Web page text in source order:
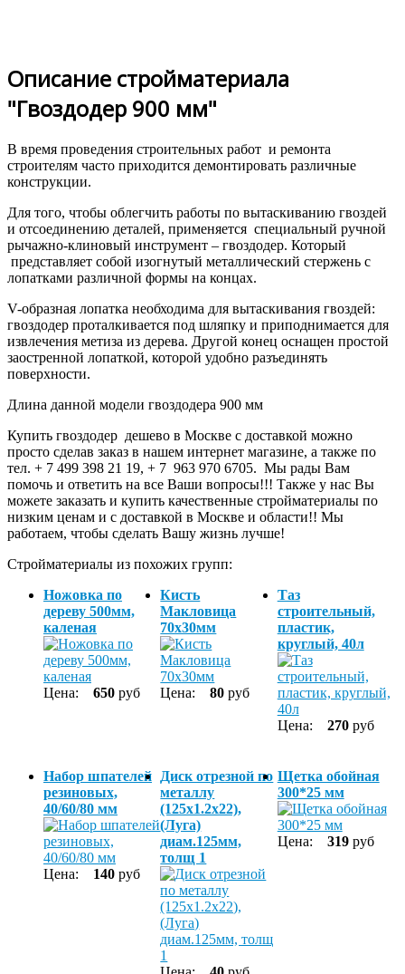
Описание стройматериала
"Гвоздодер 900 мм"
В время проведения строительных работ и ремонта
строителям часто приходится демонтировать различные
конструкции.
Для того, чтобы облегчить работы по вытаскиванию гвоздей
и отсоединению деталей, применяется специальный ручной
рычажно-клиновый инструмент – гвоздодер. Который
представляет собой изогнутый металлический стержень с
лопатками различной формы на концах.
V-образная лопатка необходима для вытаскивания гвоздей:
гвоздодер проталкивается под шляпку и приподнимается для
извлечения метиза из дерева. Другой конец оснащен простой
заостренной лопаткой, которой удобно разъединять
поверхности.
Длина данной модели гвоздодера 900 мм
Купить гвоздодер дешево в Москве с доставкой можно
просто сделав заказ в нашем интернет магазине, а также по
тел. + 7 499 398 21 19, + 7 963 970 6705. Мы рады Вам
помочь и ответить на все Ваши вопросы!!! Также у нас Вы
можете заказать и купить качественные стройматериалы по
низким ценам и с доставкой в Москве и области!! Мы
работаем, чтобы сделать Вашу жизнь лучше!
Стройматериалы из похожих групп:
Ножовка по
дереву 500мм,
каленая
Цена: 650 руб
Кисть
Макловица
70х30мм
Цена: 80 руб
Таз
строительный,
пластик,
круглый, 40л
Цена: 270руб
Набор шпателей
резиновых,
40/60/80 мм
Цена: 140 руб
Диск отрезной по
металлу
(125х1.2х22),
(Луга)
диам.125мм,
толщ 1
Щетка обойная
300*25 мм
Цена: 319руб